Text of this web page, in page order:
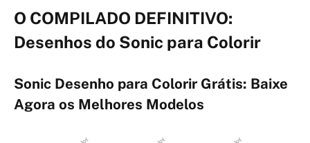
O COMPILADO DEFINITIVO:
Desenhos do Sonic para Colorir
Sonic Desenho para Colorir Grátis: Baixe
Agora os Melhores Modelos